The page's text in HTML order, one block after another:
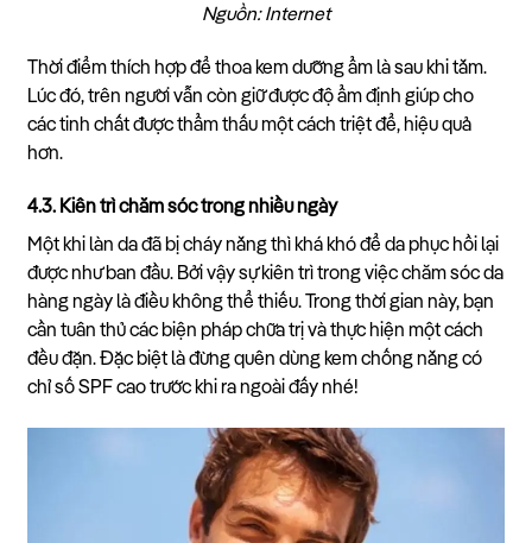
Nguồn: Internet
Thời điểm thích hợp để thoa kem dưỡng ẩm là sau khi tắm.
Lúc đó, trên người vẫn còn giữ được độ ẩm định giúp cho
các tinh chất được thẩm thấu một cách triệt để, hiệu quả
hơn.
4.3. Kiên trì chăm sóc trong nhiều ngày
Một khi làn da đã bị cháy nắng thì khá khó để da phục hồi lại
được như ban đầu. Bởi vậy sự kiên trì trong việc chăm sóc da
hàng ngày là điều không thể thiếu. Trong thời gian này, bạn
cần tuân thủ các biện pháp chữa trị và thực hiện một cách
đều đặn. Đặc biệt là đừng quên dùng kem chống nắng có
chỉ số SPF cao trước khi ra ngoài đấy nhé!